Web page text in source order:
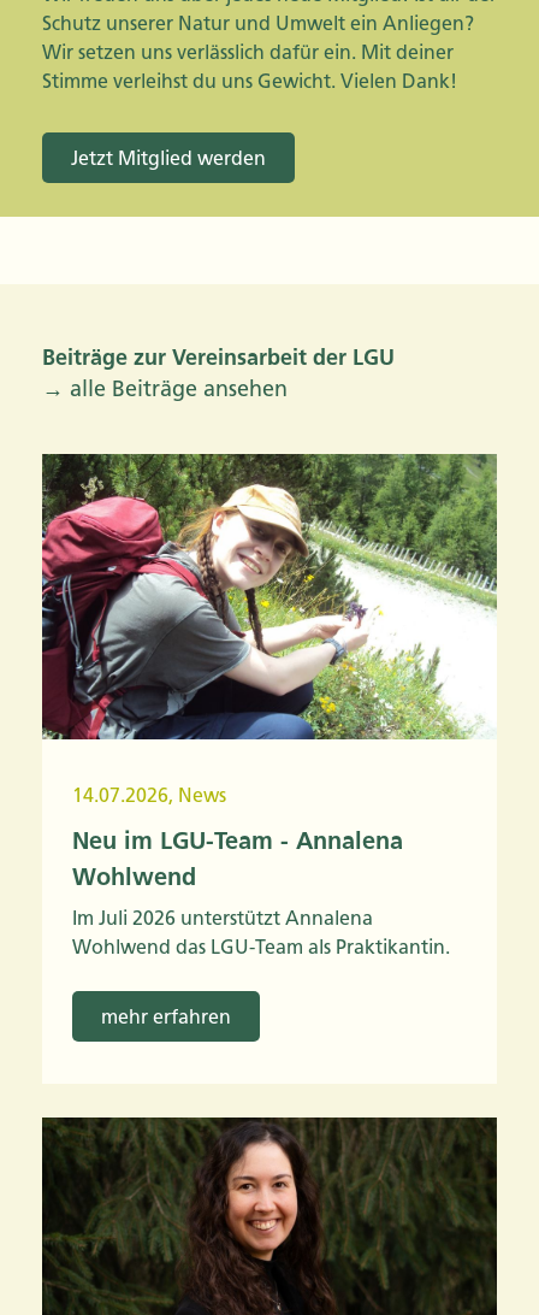
Schutz unserer Natur und Umwelt ein Anliegen?
Wir setzen uns verlässlich dafür ein. Mit deiner
Stimme verleihst du uns Gewicht. Vielen Dank!
Jetzt Mitglied werden
Beiträge zur Vereinsarbeit der LGU
→ alle Beiträge ansehen
14.07.2026, News
Neu im LGU-Team - Annalena
Wohlwend
Im Juli 2026 unterstützt Annalena
Wohlwend das LGU-Team als Praktikantin.
mehr erfahren